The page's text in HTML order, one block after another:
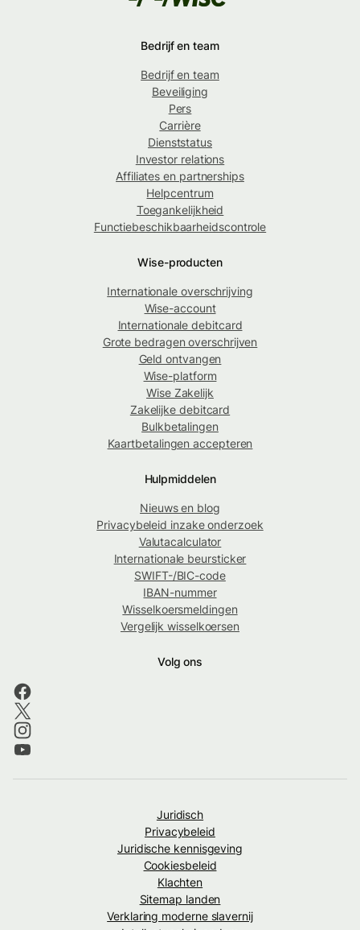
Bedrijf en team
Bedrijf en team
Beveiliging
Pers
Carrière
Dienststatus
Investor relations
Affiliates en partnerships
Helpcentrum
Toegankelijkheid
Functiebeschikbaarheidscontrole
Wise-producten
Internationale overschrijving
Wise-account
Internationale debitcard
Grote bedragen overschrijven
Geld ontvangen
Wise-platform
Wise Zakelijk
Zakelijke debitcard
Bulkbetalingen
Kaartbetalingen accepteren
Hulpmiddelen
Nieuws en blog
Privacybeleid inzake onderzoek
Valutacalculator
Internationale beursticker
SWIFT-/BIC-code
IBAN-nummer
Wisselkoersmeldingen
Vergelijk wisselkoersen
Volg ons
Juridisch
Privacybeleid
Juridische kennisgeving
Cookiesbeleid
Klachten
Sitemap landen
Verklaring moderne slavernij